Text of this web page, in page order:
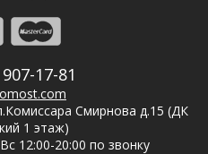
17-81
Смирнова д.15 (ДК
1 этаж)
12:00-20:00 по звонку